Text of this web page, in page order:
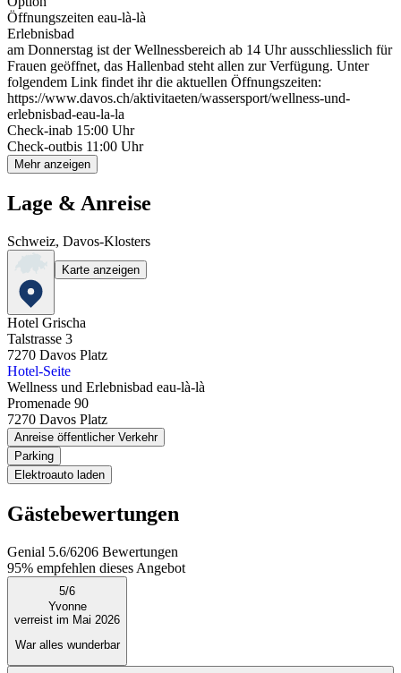
Öffnungszeiten eau-là-là
Erlebnisbad
am Donnerstag ist der Wellnessbereich ab 14 Uhr ausschliesslich für
Frauen geöffnet, das Hallenbad steht allen zur Verfügung. Unter
folgendem Link findet ihr die aktuellen Öffnungszeiten:
https://www.davos.ch/aktivitaeten/wassersport/wellness-und-
erlebnisbad-eau-la-la
Check-inab 15:00 Uhr
Check-outbis 11:00 Uhr
Mehr anzeigen
Lage & Anreise
Schweiz, Davos-Klosters
Karte anzeigen
Hotel Grischa
Talstrasse 3
7270 Davos Platz
Hotel-Seite
Wellness und Erlebnisbad eau-là-là
Promenade 90
7270 Davos Platz
Anreise öffentlicher Verkehr
Parking
Elektroauto laden
Gästebewertungen
Genial 5.6/6206 Bewertungen
95% empfehlen dieses Angebot
5/6
Yvonne
verreist im Mai 2026
War alles wunderbar